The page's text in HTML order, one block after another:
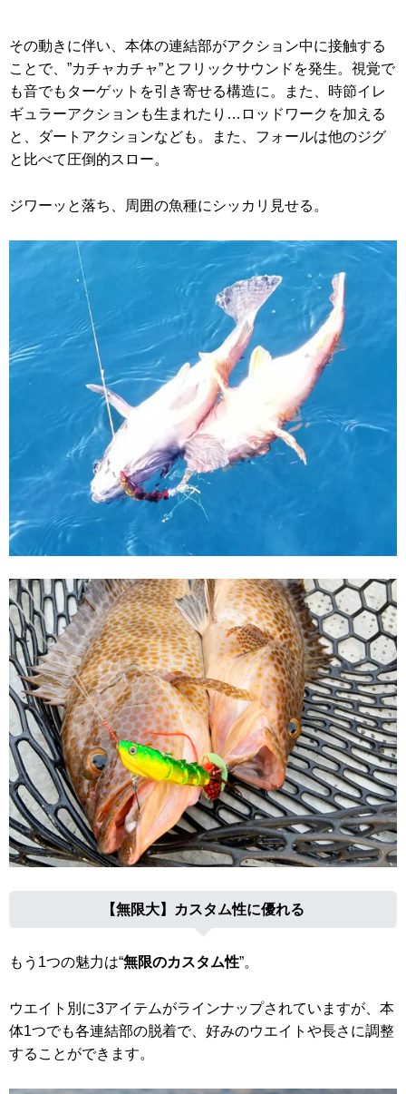
その動きに伴い、本体の連結部がアクション中に接触する
ことで、”カチャカチャ”とフリックサウンドを発生。視覚で
も音でもターゲットを引き寄せる構造に。また、時節イレ
ギュラーアクションも生まれたり…ロッドワークを加える
と、ダートアクションなども。また、フォールは他のジグ
と比べて圧倒的スロー。
ジワーッと落ち、周囲の魚種にシッカリ見せる。
【無限大】カスタム性に優れる
もう1つの魅力は“無限のカスタム性”。
ウエイト別に3アイテムがラインナップされていますが、本
体1つでも各連結部の脱着で、好みのウエイトや長さに調整
することができます。